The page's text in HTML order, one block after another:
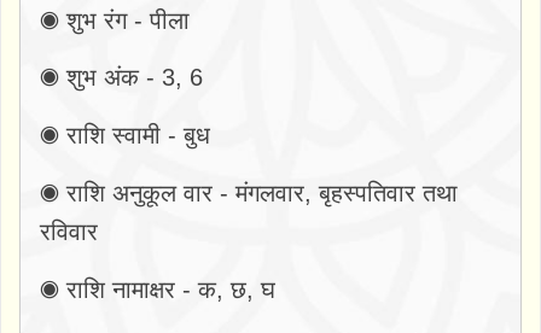
◉ शुभ रंग - पीला
◉ शुभ अंक - 3, 6
◉ राशि स्वामी - बुध
◉ राशि अनुकूल वार - मंगलवार, बृहस्पतिवार तथा
रविवार
◉ राशि नामाक्षर - क, छ, घ